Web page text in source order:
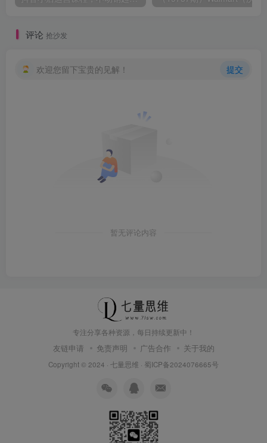
评论 抢沙发
欢迎您留下宝贵的见解！ 提交
暂无评论内容
专注分享各种资源，每日持续更新中！
友链申请 免责声明 广告合作 关于我的
Copyright © 2024 · 七量思维 · 蜀ICP备2024076665号